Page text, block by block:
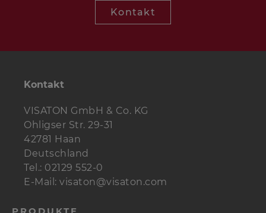
Kontakt
Kontakt
VISATON GmbH & Co. KG
Ohligser Str. 29-31
42781 Haan
Deutschland
Tel.: 02129 552-0
E-Mail: visaton@visaton.com
PRODUKTE